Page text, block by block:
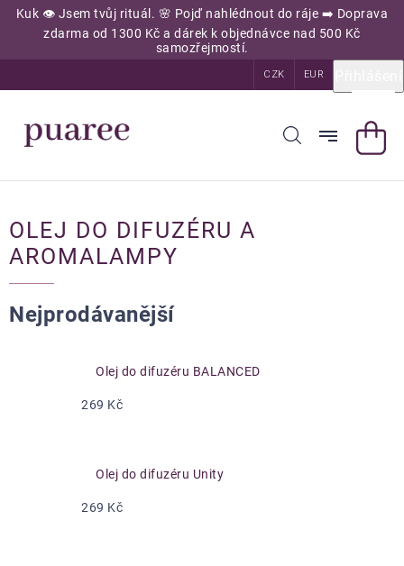
PřejítKuk 👁️ Jsem tvůj rituál. 🌸 Pojď nahlédnout do ráje ➡️ Doprava
zdarma od 1300 Kč a dárek k objednávce nad 500 Kč
samozřejmostí.
CZK EUR
OLEJ DO DIFUZÉRU A
AROMALAMPY
Nejprodávanější
Olej do difuzéru BALANCED
269 Kč
Olej do difuzéru Unity
269 Kč